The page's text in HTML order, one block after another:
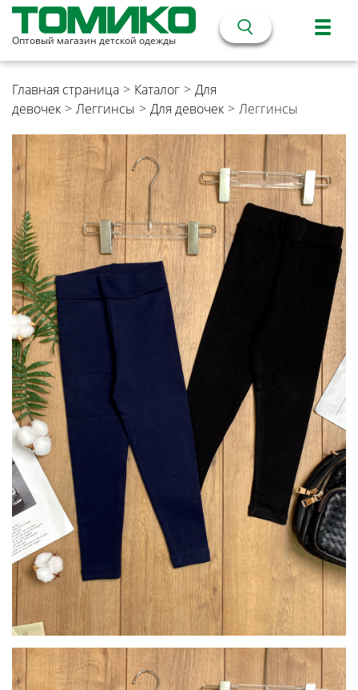
Оптовый магазин детской одежды
Главная страница > Каталог > Для
девочек > Леггинсы > Для девочек > Леггинсы